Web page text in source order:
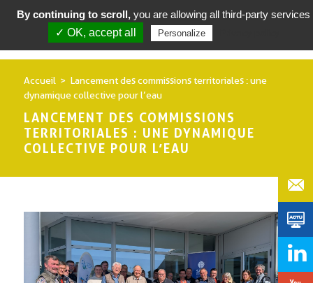
Accueil
Lancement des commissions territoriales : une
dynamique collective pour l’eau
LANCEMENT DES COMMISSIONS
TERRITORIALES : UNE DYNAMIQUE
COLLECTIVE POUR L’EAU
By continuing to scroll, you are allowing all third-party services
✓ OK, accept all
Personalize